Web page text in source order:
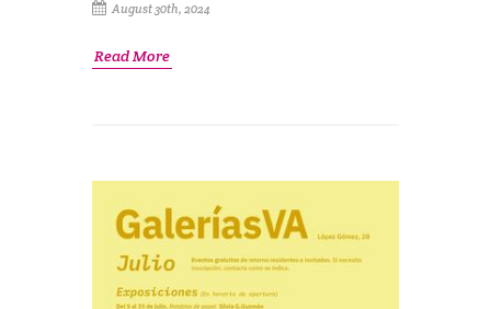
August 30th, 2024
Read More